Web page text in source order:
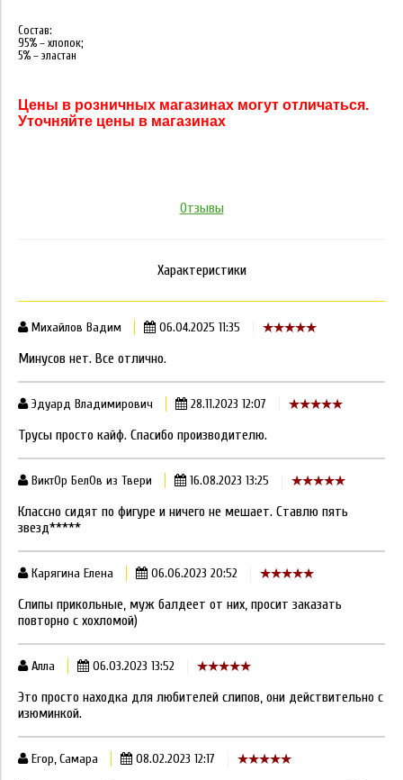
Состав:
95% – хлопок;
5% – эластан
Цены в розничных магазинах могут отличаться.
Уточняйте цены в магазинах
Отзывы
Характеристики
Михайлов Вадим 06.04.2025 11:35
Минусов нет. Все отлично.
Эдуард Владимирович 28.11.2023 12:07
Трусы просто кайф. Спасибо производителю.
ВиктОр БелОв из Твери 16.08.2023 13:25
Классно сидят по фигуре и ничего не мешает. Ставлю пять
звезд*****
Карягина Елена 06.06.2023 20:52
Слипы прикольные, муж балдеет от них, просит заказать
повторно с хохломой)
Алла 06.03.2023 13:52
Это просто находка для любителей слипов, они действительно с
изюминкой.
Егор, Самара 08.02.2023 12:17